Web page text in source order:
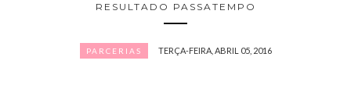
RESULTADO PASSATEMPO
PARCERIAS TERÇA-FEIRA, ABRIL 05, 2016